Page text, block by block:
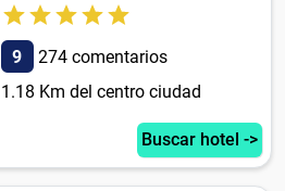
9
274 comentarios
1.18 Km del centro ciudad
Buscar hotel ->